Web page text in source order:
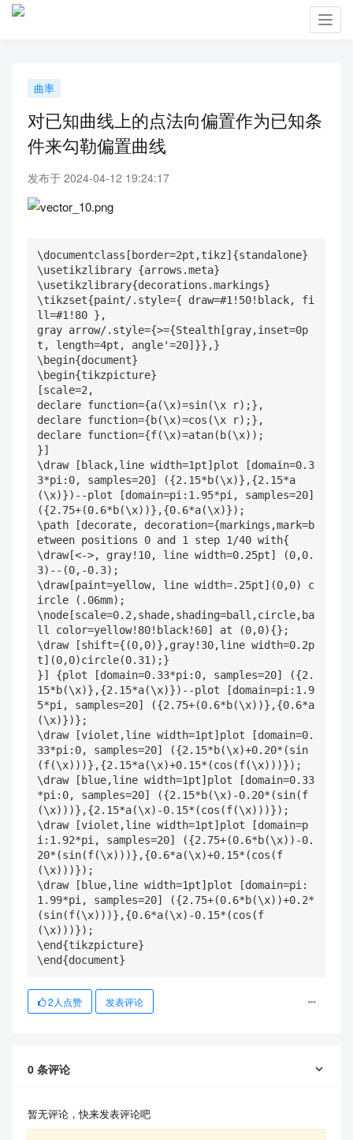
曲率
对已知曲线上的点法向偏置作为已知条
件来勾勒偏置曲线
发布于 2024-04-12 19:24:17
\documentclass[border=2pt,tikz]{standalone}
\usetikzlibrary {arrows.meta}
\usetikzlibrary{decorations.markings}
\tikzset{paint/.style={ draw=#1!50!black, fi
ll=#1!80 },
gray arrow/.style={>={Stealth[gray,inset=0p
t, length=4pt, angle'=20]}},}
\begin{document}
\begin{tikzpicture}
[scale=2,
declare function={a(\x)=sin(\x r);},
declare function={b(\x)=cos(\x r);},
declare function={f(\x)=atan(b(\x));
}]
\draw [black,line width=1pt]plot [domain=0.3
3*pi:0, samples=20] ({2.15*b(\x)},{2.15*a
(\x)})--plot [domain=pi:1.95*pi, samples=20]
({2.75+(0.6*b(\x))},{0.6*a(\x)});
\path [decorate, decoration={markings,mark=b
etween positions 0 and 1 step 1/40 with{
\draw[<->, gray!10, line width=0.25pt] (0,0.
3)--(0,-0.3);
\draw[paint=yellow, line width=.25pt](0,0) c
ircle (.06mm);
\node[scale=0.2,shade,shading=ball,circle,ba
ll color=yellow!80!black!60] at (0,0){};
\draw [shift={(0,0)},gray!30,line width=0.2p
t](0,0)circle(0.31);}
}] {plot [domain=0.33*pi:0, samples=20] ({2.
15*b(\x)},{2.15*a(\x)})--plot [domain=pi:1.9
5*pi, samples=20] ({2.75+(0.6*b(\x))},{0.6*a
(\x)})};
\draw [violet,line width=1pt]plot [domain=0.
33*pi:0, samples=20] ({2.15*b(\x)+0.20*(sin
(f(\x)))},{2.15*a(\x)+0.15*(cos(f(\x)))});
\draw [blue,line width=1pt]plot [domain=0.33
*pi:0, samples=20] ({2.15*b(\x)-0.20*(sin(f
(\x)))},{2.15*a(\x)-0.15*(cos(f(\x)))});
\draw [violet,line width=1pt]plot [domain=p
i:1.92*pi, samples=20] ({2.75+(0.6*b(\x))-0.
20*(sin(f(\x)))},{0.6*a(\x)+0.15*(cos(f
(\x)))});
\draw [blue,line width=1pt]plot [domain=pi:
1.99*pi, samples=20] ({2.75+(0.6*b(\x))+0.2*
(sin(f(\x)))},{0.6*a(\x)-0.15*(cos(f
(\x)))});
\end{tikzpicture}
\end{document}
2 人点赞 发表评论
0 条评论
暂无评论，快来发表评论吧